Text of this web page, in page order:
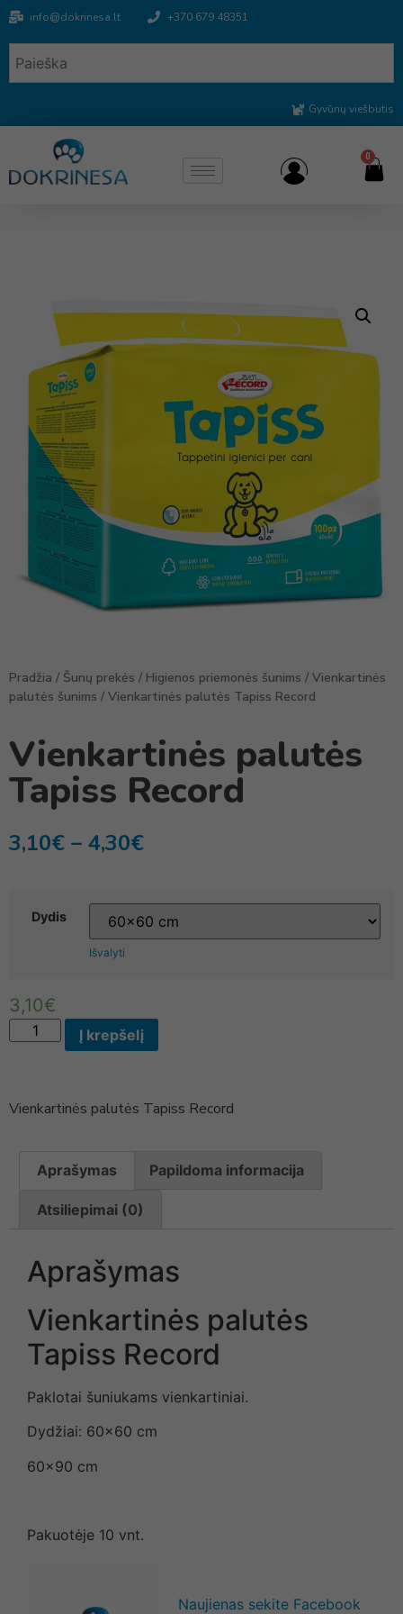
info@dokrinesa.lt +370 679 48351
Gyvūnų viešbutis
0
Pradžia / Šunų prekės / Higienos priemonės šunims / Vienkartinės
palutės šunims / Vienkartinės palutės Tapiss Record
Vienkartinės palutės
Tapiss Record
3,10€ – 4,30€
Dydis
Išvalyti
3,10€
Į krepšelį
Vienkartinės palutės Tapiss Record
Aprašymas Papildoma informacija
Atsiliepimai (0)
Aprašymas
Vienkartinės palutės
Tapiss Record
Paklotai šuniukams vienkartiniai.
Dydžiai: 60×60 cm
60×90 cm
Pakuotėje 10 vnt.
Naujienas sekite Facebook